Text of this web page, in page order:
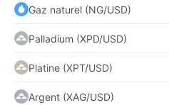
Gaz naturel (NG/USD)
Palladium (XPD/USD)
Platine (XPT/USD)
Argent (XAG/USD)